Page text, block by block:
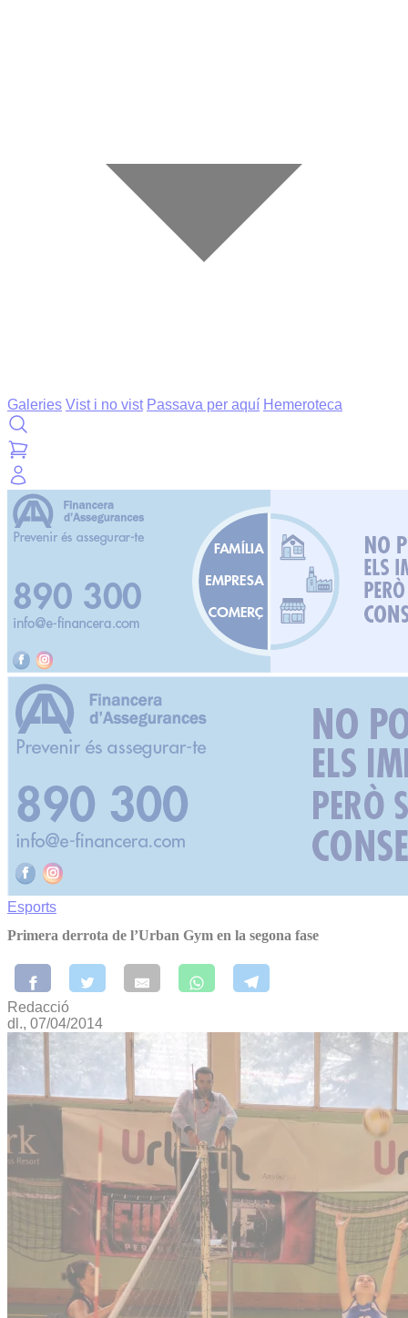
Galeries Vist i no vist Passava per aquí Hemeroteca
Esports
Primera derrota de l’Urban Gym en la segona fase
Redacció
dl., 07/04/2014